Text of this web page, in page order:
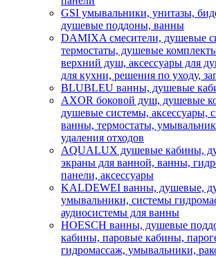
GSI умывальники, унитазы,
душевые поддоны, ванны
DAMIXA смесители, душевые
термостаты, душевые
верхний душ, аксессуары для
для кухни, решения по уходу,
BLUBLEU ванны, душевые
AXOR боковой душ, душевые
душевые системы, аксессуары,
ванны, термостаты,
удаления отходов
AQUALUX душевые кабины,
экраны для ванной, ванны,
панели, аксессуары
KALDEWEI ванны, душевые,
умывальники, системы
аудиосистемы для ванны
HOESCH ванны, душевые
кабины, паровые кабины,
гидромассаж, умывальники,